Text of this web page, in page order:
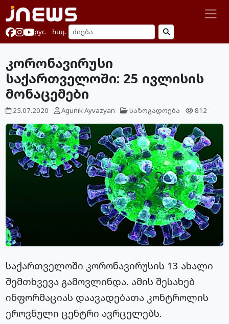
рус. հայ.
კორონავირუსი
საქართველოში: 25 ივლისის
მონაცემები
25.07.2020 Agunik Ayvazyan საზოგადოება 812
საქართველოში კორონავირუსის 13 ახალი
შემთხვევა გამოვლინდა. ამის შესახებ
ინფორმაციას დაავადებათა კონტროლის
ეროვნული ცენტრი ავრცელებს.